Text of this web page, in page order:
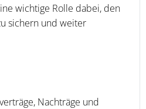
wichtige Rolle dabei, den
sichern und weiter
Nachträge und